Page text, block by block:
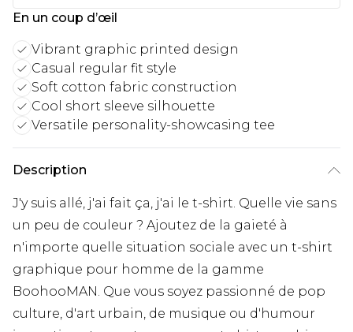
En un coup d’œil
Vibrant graphic printed design
Casual regular fit style
Soft cotton fabric construction
Cool short sleeve silhouette
Versatile personality-showcasing tee
Description
J'y suis allé, j'ai fait ça, j'ai le t-shirt. Quelle vie sans
un peu de couleur ? Ajoutez de la gaieté à
n'importe quelle situation sociale avec un t-shirt
graphique pour homme de la gamme
BoohooMAN. Que vous soyez passionné de pop
culture, d'art urbain, de musique ou d'humour